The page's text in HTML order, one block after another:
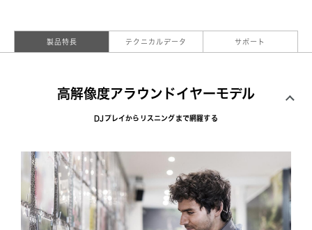
製品特長 テクニカルデータ サポート
高解像度アラウンドイヤーモデル
DJプレイからリスニングまで網羅する